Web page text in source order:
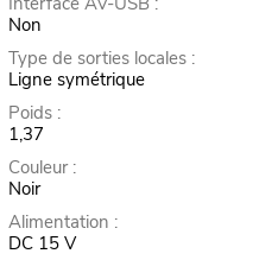
Non
Type de sorties locales :
Ligne symétrique
Poids :
1,37
Couleur :
Noir
Alimentation :
DC 15 V